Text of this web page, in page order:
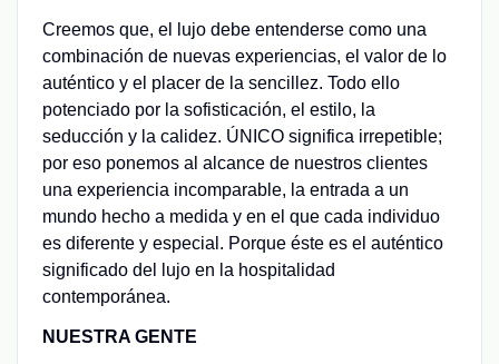
Creemos que, el lujo debe entenderse como una
combinación de nuevas experiencias, el valor de lo
auténtico y el placer de la sencillez. Todo ello
potenciado por la sofisticación, el estilo, la
seducción y la calidez. ÚNICO significa irrepetible;
por eso ponemos al alcance de nuestros clientes
una experiencia incomparable, la entrada a un
mundo hecho a medida y en el que cada individuo
es diferente y especial. Porque éste es el auténtico
significado del lujo en la hospitalidad
contemporánea.
NUESTRA GENTE